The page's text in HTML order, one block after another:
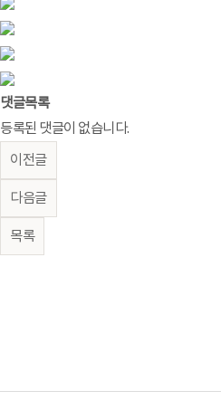
댓글목록
등록된 댓글이 없습니다.
이전글
다음글
목록